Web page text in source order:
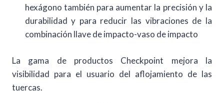
hexágono también para aumentar la precisión y la
durabilidad y para reducir las vibraciones de la
combinación llave de impacto-vaso de impacto
La gama de productos Checkpoint mejora la
visibilidad para el usuario del aflojamiento de las
tuercas.